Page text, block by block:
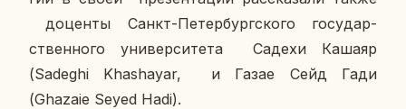
до­цен­ты Санкт-Пе­тер­бург­ско­го го­су­дар­
ствен­но­го уни­вер­си­те­та Садехи Кашаяр
(Sadeghi Khashayar, и Газае Сейд Гади
(Ghazaie Seyed Hadi).